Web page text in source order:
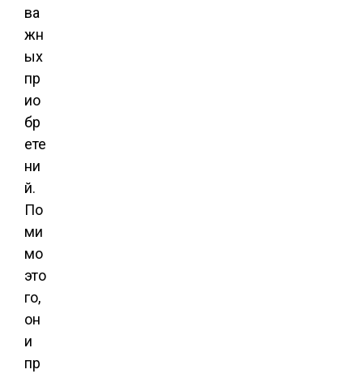
ва
жн
ых
пр
ио
бр
ете
ни
й.
По
ми
мо
это
го,
он
и
пр